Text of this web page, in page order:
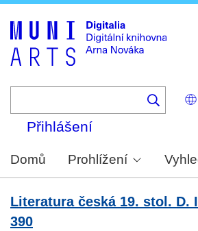
Select
your
Přihlášení
Domů Prohlížení
Literatura česká 19. stol. D.
390